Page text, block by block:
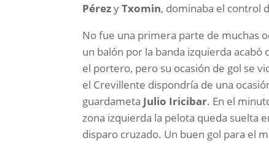
PérezyTxomin, dominaba el control
No fue una primera parte de muchas
un balón por la banda izquierda
el portero, pero su ocasión de gol se
el Crevillente dispondría de una
guardameta Julio Iricibar. En el
zona izquierda la pelota queda suelta
disparo cruzado. Un buen gol para el